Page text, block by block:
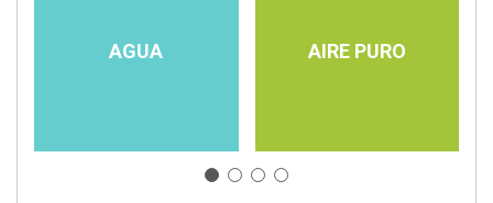
AGUA AIRE PURO